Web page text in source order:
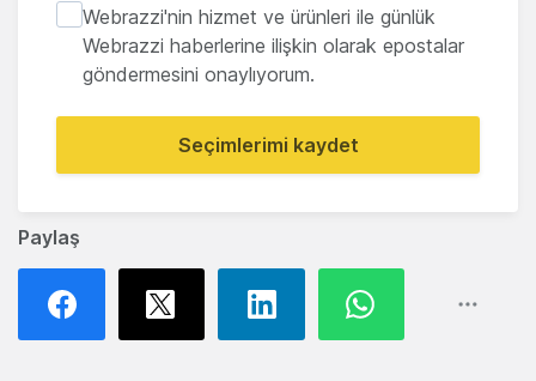
Paylaş
Webrazzi'nin hizmet ve ürünleri ile günlük
Webrazzi haberlerine ilişkin olarak epostalar
göndermesini onaylıyorum.
Seçimlerimi kaydet